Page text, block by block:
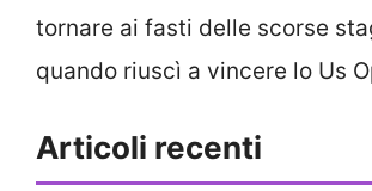
tornare ai fasti delle scorse
quando riuscì a vincere lo Us
Articoli recenti